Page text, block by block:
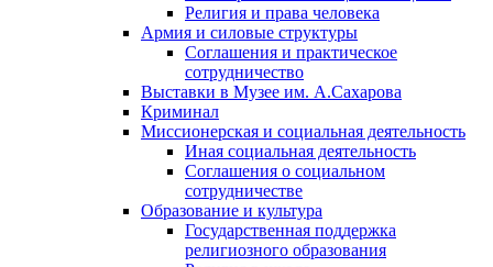
Религия и права человека
Армия и силовые структуры
Соглашения и практическое
сотрудничество
Выставки в Музее им. А.Сахарова
Криминал
Миссионерская и социальная деятельность
Иная социальная деятельность
Соглашения о социальном
сотрудничестве
Образование и культура
Государственная поддержка
религиозного образования